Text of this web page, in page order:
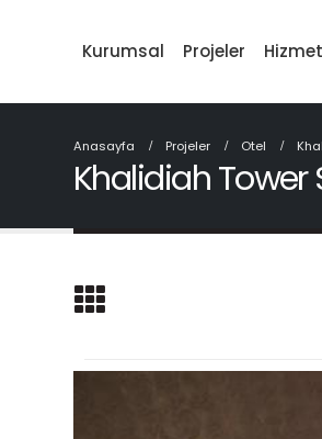
Kurumsal Projeler
Anasayfa Projeler Otel
Khalidiah